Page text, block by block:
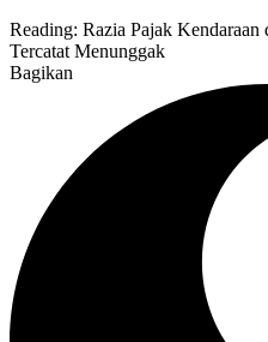
Reading: Razia Pajak
Tercatat Menunggak
Bagikan